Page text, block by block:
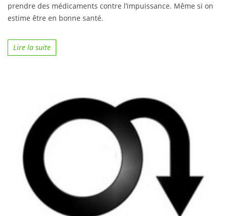
prendre des médicaments contre l’impuissance. Même si on
estime être en bonne santé.
Lire la suite